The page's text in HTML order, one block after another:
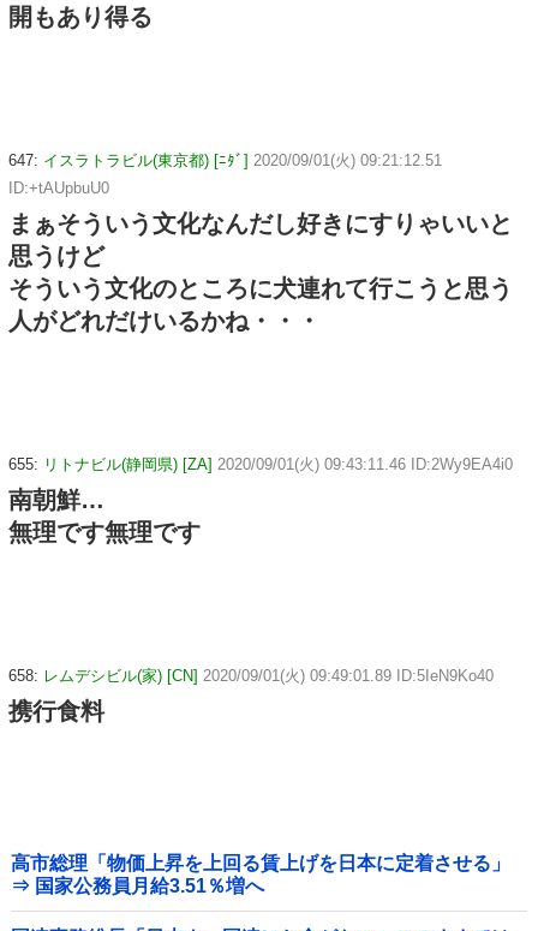
開もあり得る
647: イスラトラビル(東京都) [ﾆﾀﾞ] 2020/09/01(火) 09:21:12.51
ID:+tAUpbuU0
まぁそういう文化なんだし好きにすりゃいいと
思うけど
そういう文化のところに犬連れて行こうと思う
人がどれだけいるかね・・・
655: リトナビル(静岡県) [ZA] 2020/09/01(火) 09:43:11.46 ID:2Wy9EA4i0
南朝鮮…
無理です無理です
658: レムデシビル(家) [CN] 2020/09/01(火) 09:49:01.89 ID:5IeN9Ko40
携行食料
高市総理「物価上昇を上回る賃上げを日本に定着させる」
⇒ 国家公務員月給3.51％増へ